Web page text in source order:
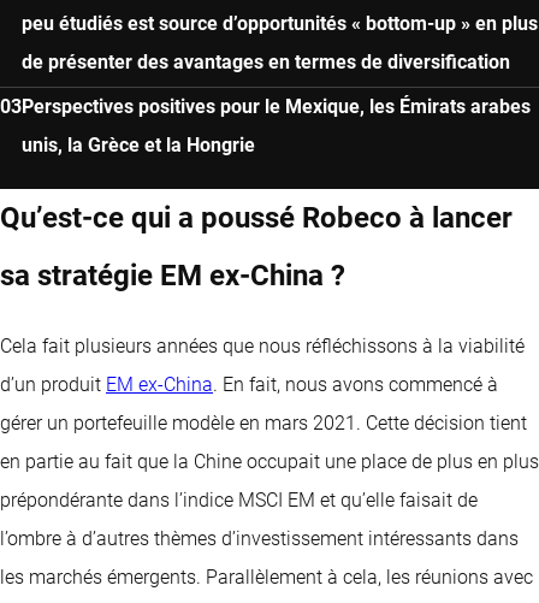
peu étudiés est source d’opportunités « bottom-up » en plus
de présenter des avantages en termes de diversification
Perspectives positives pour le Mexique, les Émirats arabes
unis, la Grèce et la Hongrie
Qu’est-ce qui a poussé Robeco à lancer
sa stratégie EM ex-China ?
Cela fait plusieurs années que nous réfléchissons à la viabilité
d’un produit EM ex-China. En fait, nous avons commencé à
gérer un portefeuille modèle en mars 2021. Cette décision tient
en partie au fait que la Chine occupait une place de plus en plus
prépondérante dans l’indice MSCI EM et qu’elle faisait de
l’ombre à d’autres thèmes d’investissement intéressants dans
les marchés émergents. Parallèlement à cela, les réunions avec